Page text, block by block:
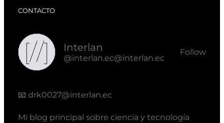
CONTACTO
Interlan
@interlan.ec@interlan.ec
Follow
📧 drk0027@interlan.ec
Mi blog principal sobre ciencia y tecnología